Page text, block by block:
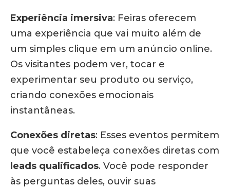
Experiência imersiva: Feiras oferecem
uma experiência que vai muito além de
um simples clique em um anúncio online.
Os visitantes podem ver, tocar e
experimentar seu produto ou serviço,
criando conexões emocionais
instantâneas.
Conexões diretas: Esses eventos permitem
que você estabeleça conexões diretas com
leads qualificados. Você pode responder
às perguntas deles, ouvir suas